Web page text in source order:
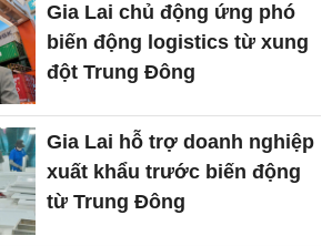
Gia Lai chủ động ứng phó
biến động logistics từ xung
đột Trung Đông
Gia Lai hỗ trợ doanh nghiệp
xuất khẩu trước biến động
từ Trung Đông